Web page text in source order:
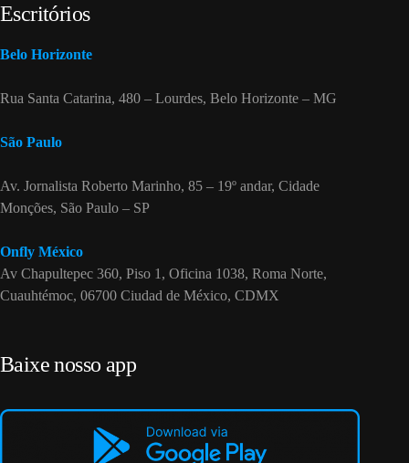
Escritórios
Belo Horizonte
Rua Santa Catarina, 480 – Lourdes, Belo Horizonte – MG
São Paulo
Av. Jornalista Roberto Marinho, 85 – 19º andar, Cidade
Monções, São Paulo – SP
Onfly México
Av Chapultepec 360, Piso 1, Oficina 1038, Roma Norte,
Cuauhtémoc, 06700 Ciudad de México, CDMX
Baixe nosso app